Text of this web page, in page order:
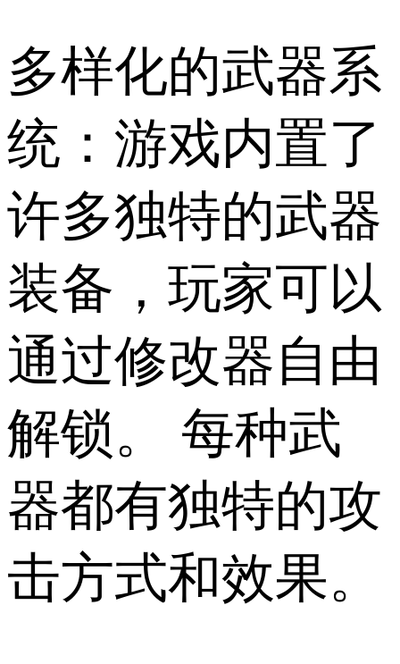
多样化的武器系
统：游戏内置了
许多独特的武器
装备，玩家可以
通过修改器自由
解锁。 每种武
器都有独特的攻
击方式和效果。